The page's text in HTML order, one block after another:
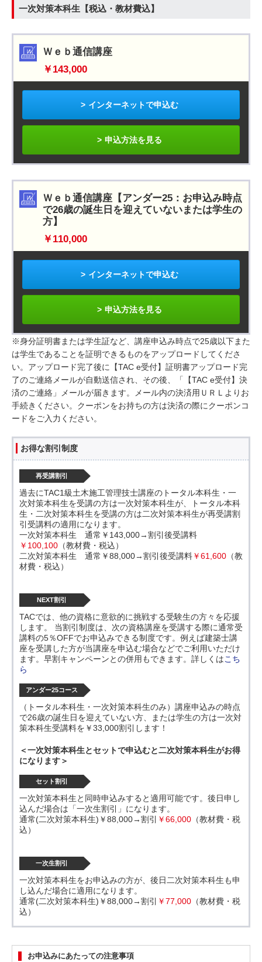
一次対策本科生【税込・教材費込】
Ｗｅｂ通信講座
￥143,000
インターネットで申込む
申込方法を見る
Ｗｅｂ通信講座【アンダー25：お申込み時点
で26歳の誕生日を迎えていないまたは学生の
方】
￥110,000
インターネットで申込む
申込方法を見る
※身分証明書または学生証など、講座申込み時点で25歳以下また
は学生であることを証明できるものをアップロードしてくださ
い。アップロード完了後に【TAC e受付】証明書アップロード完
了のご連絡メールが自動送信され、その後、「【TAC e受付】決
済のご連絡」メールが届きます。メール内の決済用ＵＲＬよりお
手続きください。クーポンをお持ちの方は決済の際にクーポンコ
ードをご入力ください。
お得な割引制度
再受講割引
過去にTAC1級土木施工管理技士講座のトータル本科生・一
次対策本科生を受講の方は一次対策本科生が、トータル本科
生・二次対策本科生を受講の方は二次対策本科生が再受講割
引受講料の適用になります。
一次対策本科生 通常￥143,000→割引後受講料
￥100,100 （教材費・税込）
二次対策本科生 通常￥88,000→割引後受講料￥61,600 （教
材費・税込）
NEXT割引
TACでは、他の資格に意欲的に挑戦する受験生の方々を応援
します。 当割引制度は、次の資格講座を受講する際に通常受
講料の5％OFFでお申込みできる制度です。例えば建築士講
座を受講した方が当講座を申込む場合などでご利用いただけ
ます。早割キャンペーンとの併用もできます。詳しくはこち
ら
アンダー25コース
（トータル本科生・一次対策本科生のみ）講座申込みの時点
で26歳の誕生日を迎えていない方、または学生の方は一次対
策本科生受講料を￥33,000割引します！
＜一次対策本科生とセットで申込むと二次対策本科生がお得
になります＞
セット割引
一次対策本科生と同時申込みすると適用可能です。後日申し
込んだ場合は「一次生割引」になります。
通常(二次対策本科生)￥88,000→割引
￥66,000 （教材費・税
込）
一次生割引
一次対策本科生をお申込みの方が、後日二次対策本科生も申
し込んだ場合に適用になります。
通常(二次対策本科生)￥88,000→割引
￥77,000 （教材費・税
込）
お申込みにあたっての注意事項